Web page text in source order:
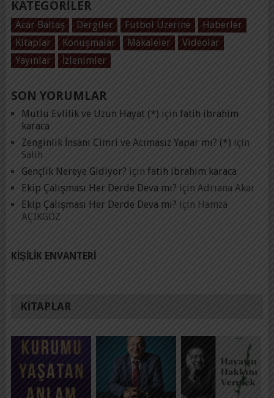
KATEGORILER
Acar Baltaş Dergiler Futbol Üzerine
Haberler
Kitaplar
Konuşmalar Makaleler
Videolar
Yayınlar
İzlenimler
SON YORUMLAR
Mutlu Evlilik ve Uzun Hayat (*) için fatih ibrahim
karaca
Zenginlik İnsanı Cimri ve Acımasız Yapar mı? (*) için
Salih
Gençlik Nereye Gidiyor? için fatih ibrahim karaca
Ekip Çalışması Her Derde Deva mı? için Adrıana Akar
Ekip Çalışması Her Derde Deva mı? için Hamza
AÇIKGÖZ
KIŞILIK ENVANTERI
KITAPLAR